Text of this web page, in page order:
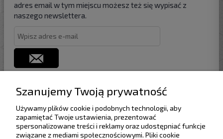
adres email w tym miejscu możesz też się wypisać z
naszego newslettera.
Pomoc
Szanujemy Twoją prywatność
Używamy plików cookie i podobnych technologii, aby
zapamiętać Twoje ustawienia, prezentować
spersonalizowane treści i reklamy oraz udostępniać funkcje
związane z mediami społecznościowymi. Pliki cookie